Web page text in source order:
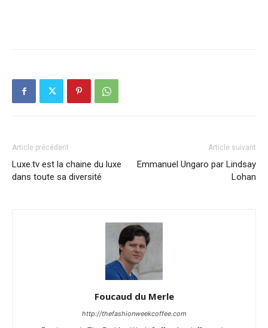
Article précédent
Luxe.tv est la chaine du luxe
dans toute sa diversité
Article suivant
Emmanuel Ungaro par Lindsay
Lohan
Foucaud du Merle
http://thefashionweekcoffee.com